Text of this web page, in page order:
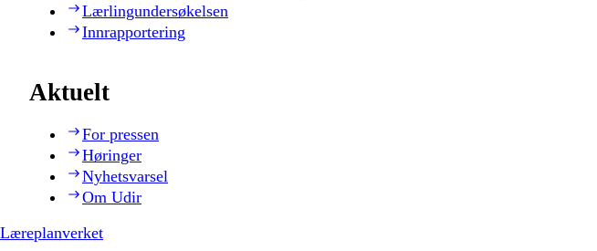
Lærlingundersøkelsen
Innrapportering
Aktuelt
For pressen
Høringer
Nyhetsvarsel
Om Udir
Læreplanverket